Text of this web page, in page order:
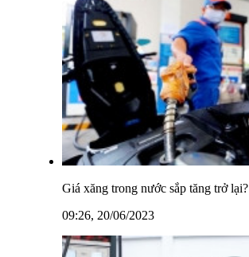
Giá xăng trong nước sắp tăng trở lại?
09:26, 20/06/2023